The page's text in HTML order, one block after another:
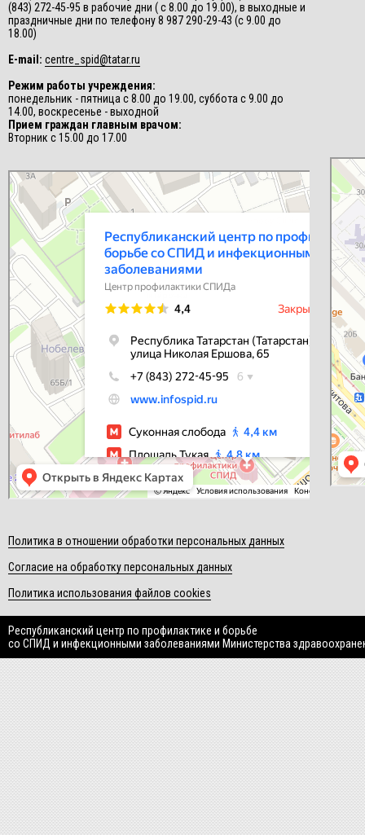
(843) 272-45-95 в рабочие дни ( с 8.00 до 19.00), в выходные и
праздничные дни по телефону 8 987 290-29-43 (с 9.00 до
18.00)
E-mail: centre_spid@tatar.ru
Режим работы учреждения:
понедельник - пятница с 8.00 до 19.00, суббота с 9.00 до
14.00, воскресенье - выходной
Прием граждан главным врачом:
Вторник с 15.00 до 17.00
Республиканский центр по профилактике и борьбе со СПИД и
инфекционными заболеваниями
Центр профилактики СПИДа в Казани
СПИД-
Центр
Политика в отношении обработки персональных данных
Согласие на обработку персональных данных
Политика использования файлов cookies
Республиканский центр по профилактике и борьбе
со СПИД и инфекционными заболеваниями Министерства